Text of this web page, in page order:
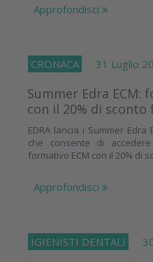
Approfondisci
CRONACA 31 Luglio
Summer Edra ECM:
con il 20% di sconto
EDRA lancia i Summer
che consente di
formativo ECM con il 20% di
Approfondisci
IGIENISTI DENTALI 30